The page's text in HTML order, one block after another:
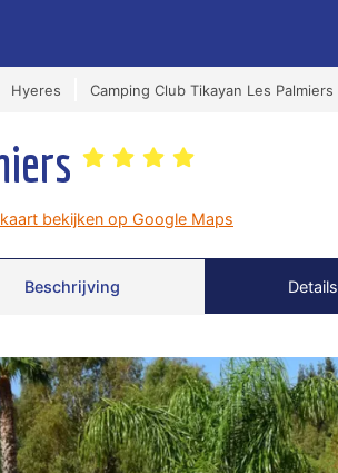
Hyeres Camping Club Tikayan Les Palmiers
bekijken op Google Maps
Beschrijving Details